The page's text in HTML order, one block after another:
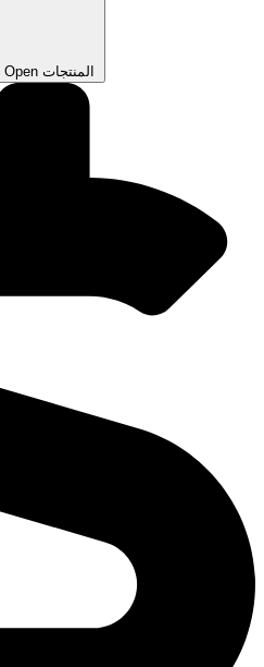
Open المنتجات